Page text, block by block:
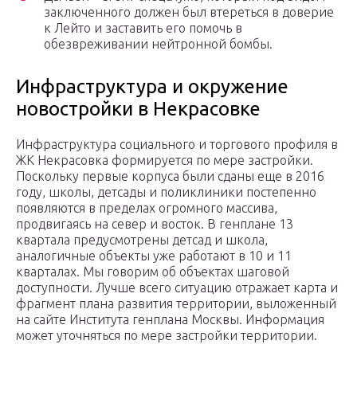
заключенного должен был втереться в доверие
к Лейто и заставить его помочь в
обезвреживании нейтронной бомбы.
Инфраструктура и окружение
новостройки в Некрасовке
Инфраструктура социального и торгового профиля в
ЖК Некрасовка формируется по мере застройки.
Поскольку первые корпуса были сданы еще в 2016
году, школы, детсады и поликлиники постепенно
появляются в пределах огромного массива,
продвигаясь на север и восток. В генплане 13
квартала предусмотрены детсад и школа,
аналогичные объекты уже работают в 10 и 11
кварталах. Мы говорим об объектах шаговой
доступности. Лучше всего ситуацию отражает карта и
фрагмент плана развития территории, выложенный
на сайте Института генплана Москвы. Информация
может уточняться по мере застройки территории.